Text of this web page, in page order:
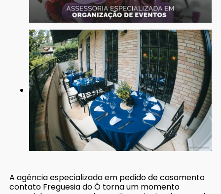
A agência especializada em pedido de casamento
contato Freguesia do Ó torna um momento